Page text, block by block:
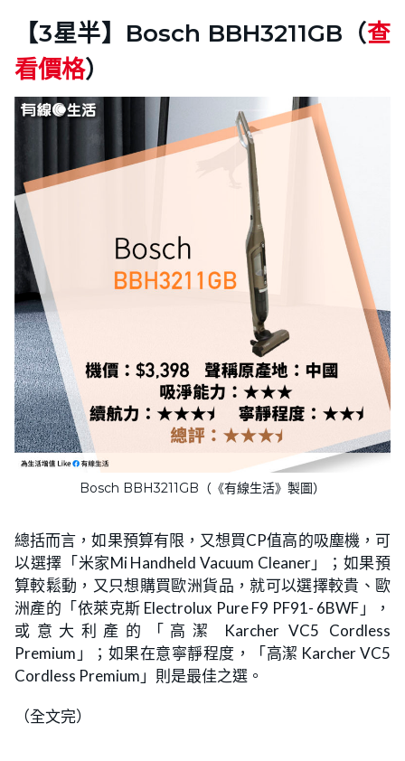
【3星半】Bosch BBH3211GB（查
看價格）
Bosch BBH3211GB（《有線生活》製圖）
總括而言，如果預算有限，又想買CP值高的吸塵機，可
以選擇「米家Mi Handheld Vacuum Cleaner」；如果預
算較鬆動，又只想購買歐洲貨品，就可以選擇較貴、歐
洲產的「依萊克斯 Electrolux Pure F9 PF91- 6BWF」，
或意大利產的「高潔 Karcher VC5 Cordless
Premium」；如果在意寧靜程度，「高潔 Karcher VC5
Cordless Premium」則是最佳之選。
（全文完）